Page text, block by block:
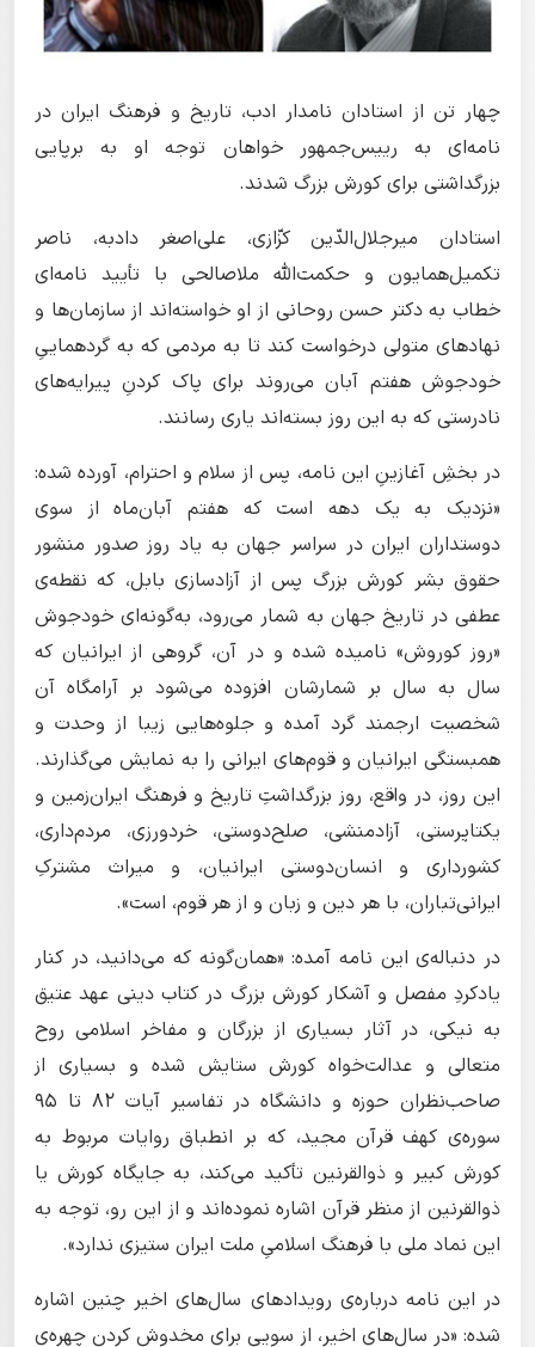
چهار تن از استادان نامدار ادب، تاریخ و فرهنگ ایران در
نامه‌ای به رییس‌جمهور خواهان توجه‌ او به برپایی
بزرگداشتی برای کورش بزرگ شدند.
استادان میرجلال‌الدّین کزّازی، علی‌اصغر دادبه، ناصر
تکمیل‌همایون و حکمت‌الله ملاصالحی با تأیید نامه‌ای
خطاب به دکتر حسن روحانی از او خواسته‌اند از سازمان‌ها و
نهادهای متولی درخواست کند تا به مردمی که به گردهماییِ
خودجوش هفتم آبان می‌روند برای پاک کردنِ پیرایه‌های
نادرستی که به این روز بسته‌اند یاری رسانند.
در بخشِ آغازینِ این نامه، پس از سلام و احترام، آورده شده:
«نزدیک به یک دهه است که هفتم آبان‌ماه از سوی
دوستداران ایران در سراسر جهان به یاد روز صدور منشور
حقوق بشر کورش بزرگ پس از آزادسازی بابل، که نقطه‌ی
عطفی در تاریخ جهان به شمار می‌رود، به‌گونه‌ای خودجوش
«روز کوروش» نامیده شده و در آن، گروهی از ایرانیان که
سال به سال بر شمارشان افزوده می‌شود بر آرامگاه آن
شخصیت ارجمند گرد آمده و جلوه‌هایی زیبا از وحدت و
همبستگی ایرانیان و قوم‌های ایرانی را به نمایش می‌گذارند.
این روز، در واقع، روز بزرگداشتِ تاریخ و فرهنگ ایران‌زمین و
یکتاپرستی، آزادمنشی، صلح‌دوستی، خردورزی، مردم‌داری،
کشورداری و انسان‌دوستی ایرانیان، و میراث مشترکِ
ایرانی‌تباران، با هر دین و زبان و از هر قوم، است».
در دنباله‌ی این نامه آمده: «همان‌گونه که می‌دانید، در کنار
یادکردِ مفصل و آشکار کورش بزرگ در کتاب‌ دینی عهد عتیق
به نیکی، در آثار بسیاری از بزرگان و مفاخر اسلامی روح
متعالی و عدالت‌خواه کورش ستایش شده و بسیاری از
صاحب‌نظران حوزه و دانشگاه در تفاسیر آیات ۸۲ تا ۹۵
سوره‌ی کهف قرآن مجید، که بر انطباق روایات مربوط به
کورش کبیر و ذوالقرنین تأکید می‌کند، به جایگاه کورش یا
ذوالقرنین از منظر قرآن اشاره نموده‌اند و از این رو، توجه به
این نماد ملی با فرهنگ اسلامیِ ملت ایران ستیزی ندارد».
در این نامه درباره‌ی رویدادهای سال‌های اخیر چنین اشاره
شده: «در سال‌های اخیر، از سویی برای مخدوش کردن چهره‌ی